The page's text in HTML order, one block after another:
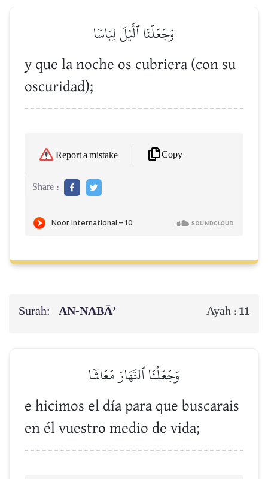
وَجَعَلۡنَا ٱلَّيۡلَ لِبَاسٗا
y que la noche os cubriera (con su
oscuridad);
Report a mistake Copy
Share :
Surah: AN-NABĀ’ Ayah : 11
وَجَعَلۡنَا ٱلنَّهَارَ مَعَاشٗا
e hicimos el día para que buscarais
en él vuestro medio de vida;